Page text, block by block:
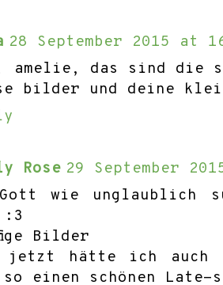
28 September 2015 at
amelie, das sind die
bilder und deine
Rose 29 September
wie unglaublich
Bilder
jetzt hätte ich auch
einen schönen Late-